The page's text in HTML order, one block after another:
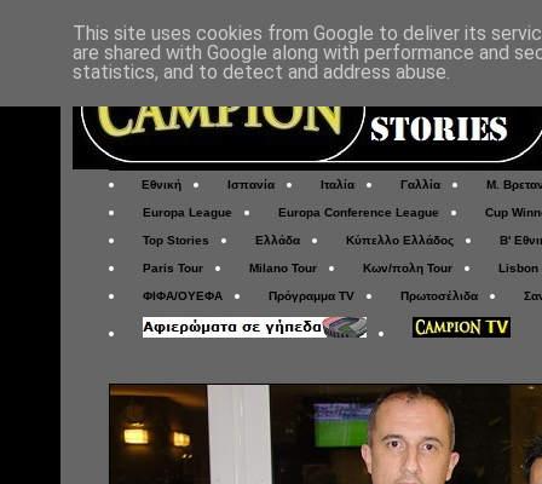
Εθνική Ισπανία Ιταλία Γαλλία Μ.
Europa League Europa Conference League Cup
Top Stories Ελλάδα Κύπελλο Ελλάδος Β'
Paris Tour Milano Tour Κων/πολη Tour Lisbon
ΦΙΦΑ/ΟΥΕΦΑ Πρόγραμμα TV Πρωτοσέλιδα
This site uses cookies from Google to deliver its
are shared with Google along with performance and
statistics, and to detect and address abuse.